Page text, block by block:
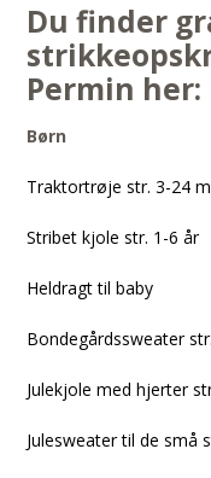
Du finder
Permin her:
Børn
Traktortrøje str. 3-24
Stribet kjole str. 1-6 år
Heldragt til baby
Bondegårdssweater
Julekjole med hjerter
Julesweater til de små